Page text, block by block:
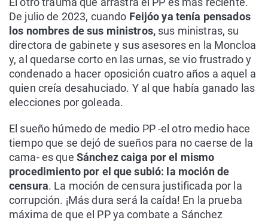
De julio de 2023, cuando Feijóo ya tenía pensados
los nombres de sus ministros, sus ministras, su
directora de gabinete y sus asesores en la Moncloa
y, al quedarse corto en las urnas, se vio frustrado y
condenado a hacer oposición cuatro años a aquel a
quien creía desahuciado. Y al que había ganado las
elecciones por goleada.
El sueño húmedo de medio PP -el otro medio hace
tiempo que se dejó de sueños para no caerse de la
cama- es que Sánchez caiga por el mismo
procedimiento por el que subió: la moción de
censura. La moción de censura justificada por la
corrupción. ¡Más dura será la caída! En la prueba
máxima de que el PP ya combate a Sánchez